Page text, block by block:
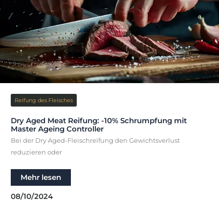
Reifung des Fleisches
Dry Aged Meat Reifung: -10% Schrumpfung mit
Master Ageing Controller
Bei der Dry Aged-Fleischreifung den Gewichtsverlust
reduzieren oder
Dry
Aged
Meat
Reifung:
Mehr lesen
08/10/2024